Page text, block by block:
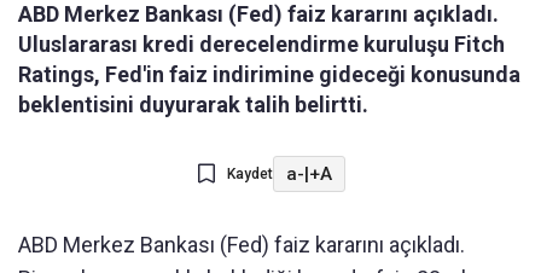
ABD Merkez Bankası (Fed) faiz kararını açıkladı.
Uluslararası kredi derecelendirme kuruluşu Fitch
Ratings, Fed'in faiz indirimine gideceği konusunda
beklentisini duyurarak talih belirtti.
Kaydet a-|+A
ABD Merkez Bankası (Fed) faiz kararını açıkladı.